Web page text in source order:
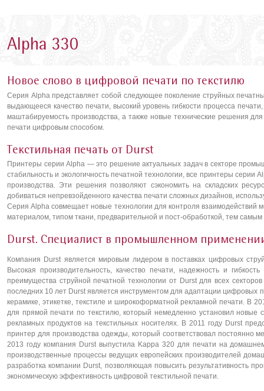
Alpha 330
Новое слово в цифровой печати по текстилю
Серия Alpha представляет собой следующее поколение струйных
выдающееся качество печати, высокий уровень гибкости процесса
маштабируемость производства, а также новые технические решения
печати цифровым способом.
Текстильная печать от Durst
Принтеры серии Alpha — это решение актуальных задач в секторе
стабильность и экологичность печатной технологии, все принтеры
производства. Эти решения позволяют сэкономить на складских
добиваться непревзойденного качества печати сложных дизайнов,
Серия Alpha совмещает новые технологии для контроля взаимодействий
материалом, типом ткани, предварительной и пост-обработкой, тем
Durst. Специалист в промышленном
Компания Durst является мировым лидером в поставках цифровых
Высокая производительность, качество печати, надежность и
преимущества струйной печатной технологии от Durst для всех
последних 10 лет Durst является инструментом для адаптации цифровых
керамике, этикетке, текстиле и широкоформатной рекламной печати. В
для прямой печати по текстилю, который немедленно установил новые
рекламных продуктов на текстильных носителях. В 2011 году Durst
принтер для производства одежды, который соответствовал постоянно
2013 году компания Durst выпустила Kappa 320 для печати на
производственные процессы ведущих европейских производителей
разработка компании Durst, позволяющая повысить результативность
экономическую эффективность цифровой текстильной печати.